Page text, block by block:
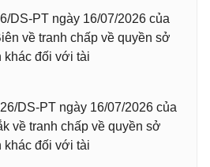
DS-PT ngày 16/07/2026 của
về tranh chấp về quyền sở
khác đối với tài
DS-PT ngày 16/07/2026 của
về tranh chấp về quyền sở
khác đối với tài